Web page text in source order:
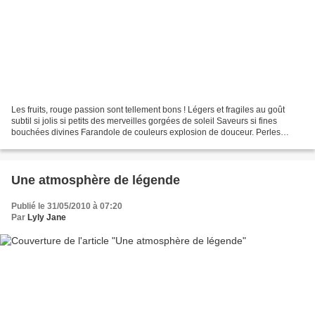
Les fruits, rouge passion sont tellement bons ! Légers et fragiles au goût
subtil si jolis si petits des merveilles gorgées de soleil Saveurs si fines
bouchées divines Farandole de couleurs explosion de douceur. Perles
Une atmosphère de légende
Publié le 31/05/2010 à 07:20
Par Lyly Jane